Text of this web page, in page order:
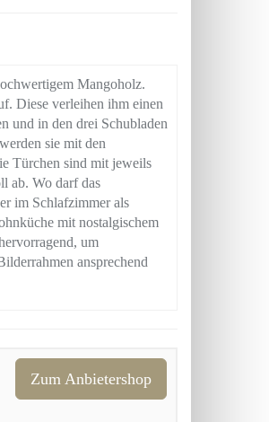
Mangoholz.
Diese verleihen ihm einen
und in den drei Schubladen
sie mit den
Türchen sind mit jeweils
ab. Wo darf das
im Schlafzimmer als
mit nostalgischem
um
ansprechend
Zum Anbietershop